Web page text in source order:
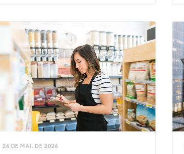
26 DE MAI. DE 2026